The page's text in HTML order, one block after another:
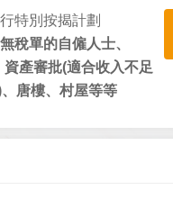
特別按揭計劃
稅單的自僱人士、
產審批(適合收入不足
、唐樓、村屋等等